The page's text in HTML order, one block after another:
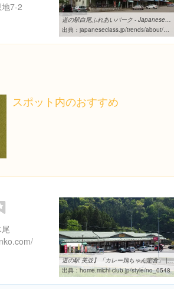
7-2
道の駅白尾ふれあいパーク - JapaneseClass.jp
出典： japaneseclass.jp/trends/about/%E9%81%93%E3%81%AE%E9%A7%85%E7%99%BD%E5%B0%BE%E3%81%B5%E3%82%8C%E3%81%82%E3%81%84%E3%83%91%E3%83%BC%E3%82%AF
スポット内のおすすめ
道の駅 美並】「カレー鶏ちゃん定食」 | 未知倶楽部
出典：home.michi-club.jp/style/no_0548